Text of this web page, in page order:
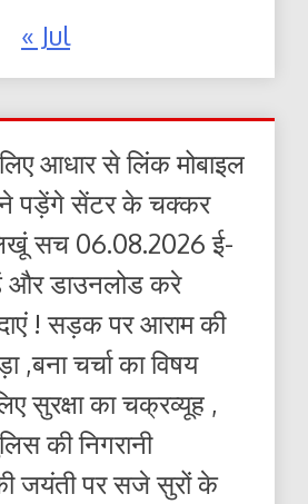
« Jul
आधार से लिंक मोबाइल
पड़ेंगे सेंटर के चक्कर
सच 06.08.2026 ई-
और डाउनलोड करे
! सड़क पर आराम की
,बना चर्चा का विषय
सुरक्षा का चक्रव्यूह ,
की निगरानी
जयंती पर सजे सुरों के